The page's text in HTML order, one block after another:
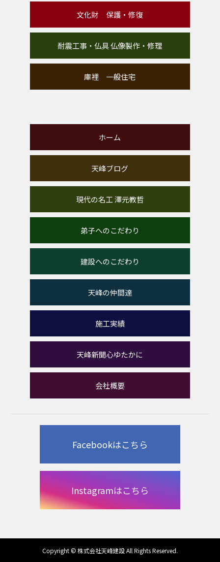
文化財 保護・修復
耐震工事・仏具 仏像製作・修理
庫裡 一般住宅
ホーム
天峰ブログ
現代の名工 澤元教哲
弟子へのこだわり
建設へのこだわり
天峰の仲間達
施工実績
天峰新聞心ゆたかに
会社概要
Facebookはこちら
Instagramはこちら
Copyright © 株式会社天峰建設 All Rights Reserved.